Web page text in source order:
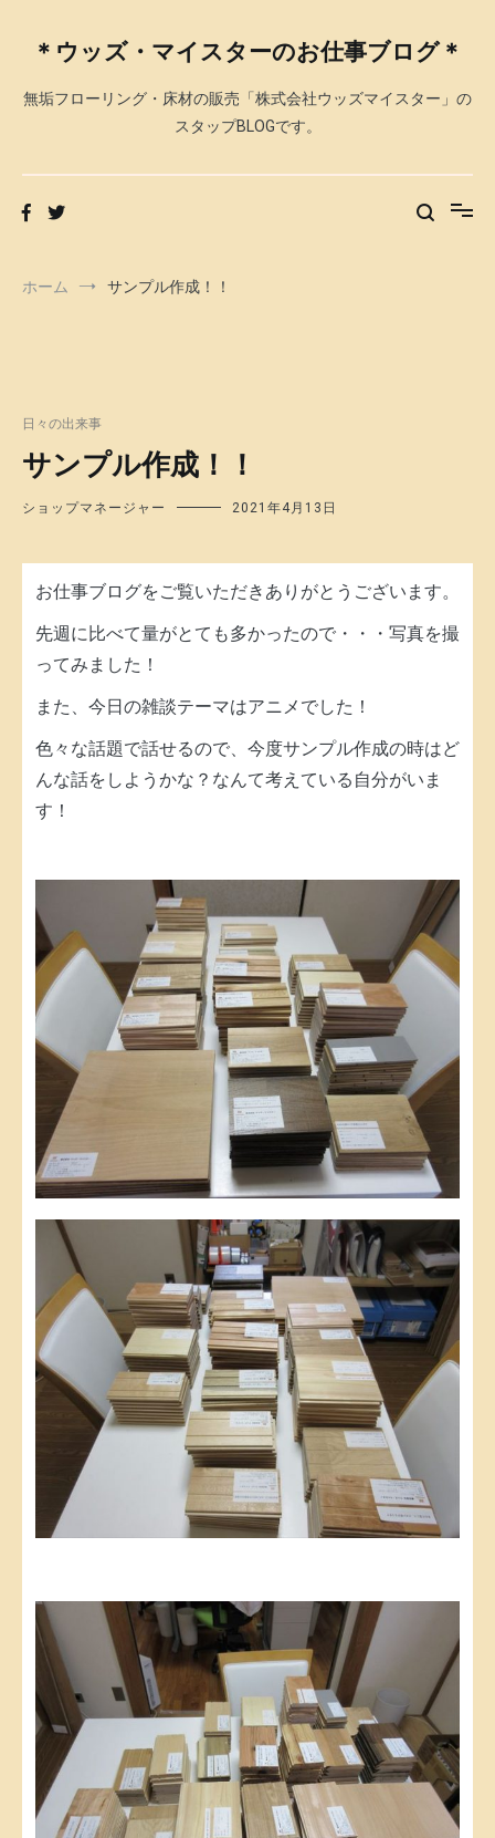
＊ウッズ・マイスターのお仕事ブログ＊
無垢フローリング・床材の販売「株式会社ウッズマイスター」の
スタップBLOGです。
ホーム サンプル作成！！
日々の出来事
サンプル作成！！
ショップマネージャー 2021年4月13日
お仕事ブログをご覧いただきありがとうございます。
先週に比べて量がとても多かったので・・・写真を撮
ってみました！
また、今日の雑談テーマはアニメでした！
色々な話題で話せるので、今度サンプル作成の時はど
んな話をしようかな？なんて考えている自分がいま
す！